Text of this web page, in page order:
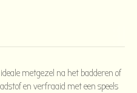
metgezel na het badderen of
en verfraaid met een speels